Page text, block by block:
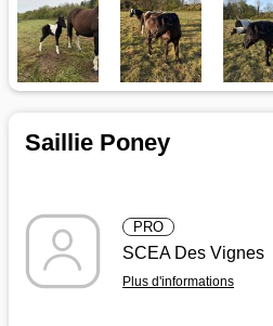
Saillie Poney
PRO
SCEA Des Vignes
Plus d'informations